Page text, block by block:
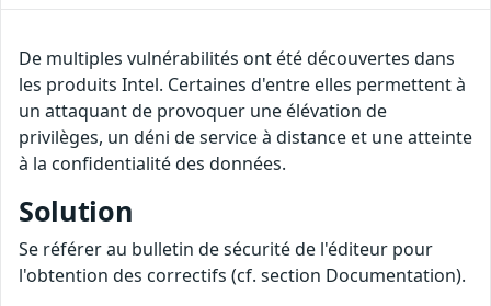
De multiples vulnérabilités ont été découvertes dans
les produits Intel. Certaines d'entre elles permettent à
un attaquant de provoquer une élévation de
privilèges, un déni de service à distance et une atteinte
à la confidentialité des données.
Solution
Se référer au bulletin de sécurité de l'éditeur pour
l'obtention des correctifs (cf. section Documentation).